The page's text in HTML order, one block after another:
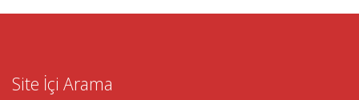
Site İçi Arama